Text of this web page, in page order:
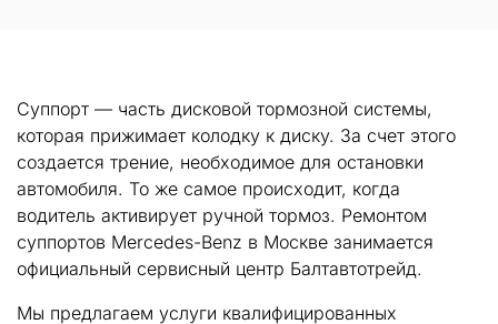
Суппорт — часть дисковой тормозной системы,
которая прижимает колодку к диску. За счет этого
создается трение, необходимое для остановки
автомобиля. То же самое происходит, когда
водитель активирует ручной тормоз. Ремонтом
суппортов Mercedes-Benz в Москве занимается
официальный сервисный центр Балтавтотрейд.
Мы предлагаем услуги квалифицированных